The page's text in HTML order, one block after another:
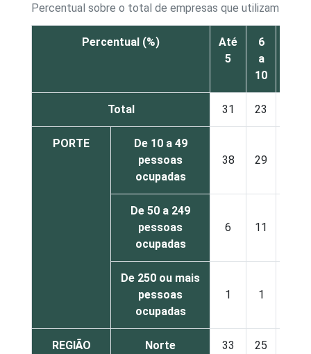
Percentual sobre o total de empresas que utilizam
Percentual (%)
Até
5
6
a
10
Total 31 23
PORTE
De 10 a 49
pessoas
ocupadas
38 29
De 50 a 249
pessoas
ocupadas
6 11
De 250 ou mais
pessoas
ocupadas
1 1
REGIÃO Norte 33 25